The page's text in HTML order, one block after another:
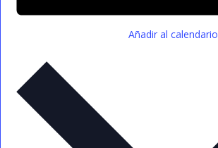
Añadir al calendario